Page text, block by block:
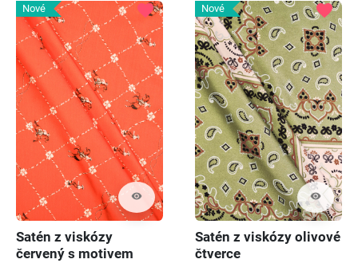
Nové
visibility
favorite
Satén z viskózy
červený s motivem
Nové
visibility
favorite
Satén z viskózy olivové
čtverce